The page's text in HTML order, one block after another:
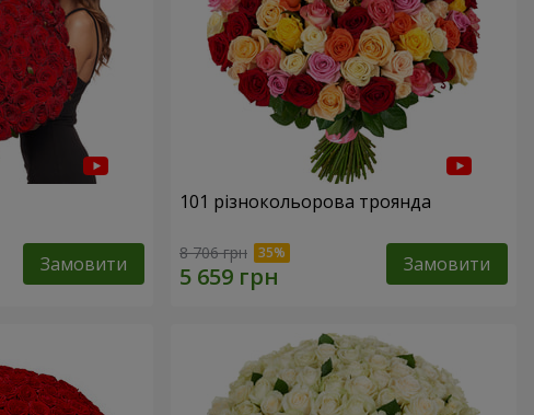
Замовити
101 різнокольорова троянда
8 706 грн Замовити